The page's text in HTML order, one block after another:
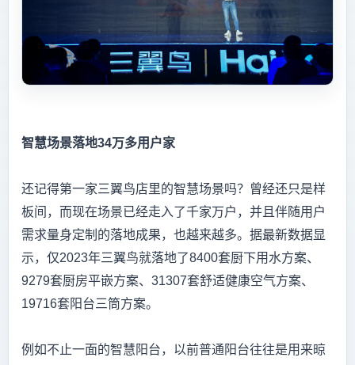
智慧场景落地34万多用户家
还记得第一家三翼鸟店里的智慧场景吗？曾经还只是样
板间，而现在场景已经走入了千家万户，并且伴随用户
需求量身定制的落地成果，也越来越多。据最新数据显
示，仅2023年三翼鸟就落地了8400套厨下用水方案、
9279套厨房平嵌方案、31307套舒适健康空气方案、
19716套阳台三筒方案。
例如不止一面的智慧阳台，以前普通阳台往往是用来晾